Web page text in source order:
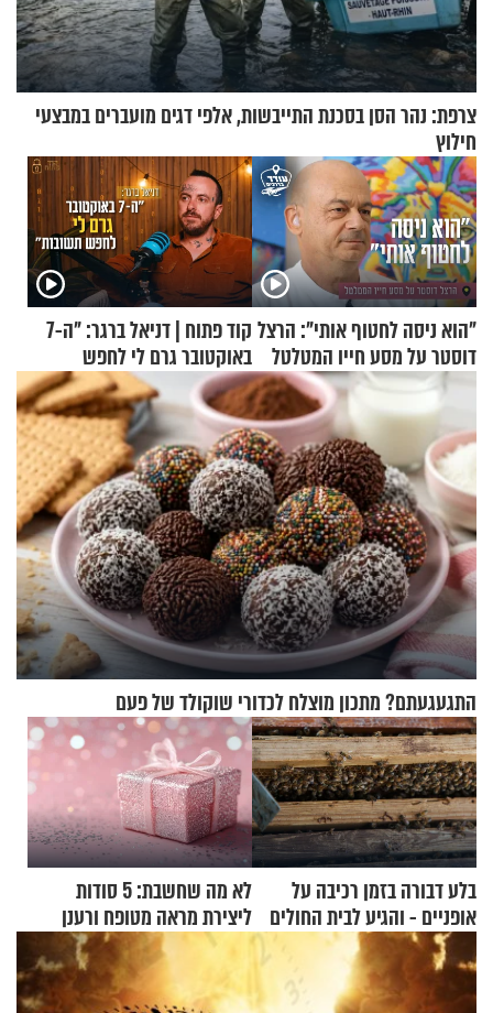
צרפת: נהר הסן בסכנת התייבשות, אלפי דגים מועברים במבצעי
חילוץ
"הוא ניסה לחטוף אותי": הרצל
דוסטר על מסע חייו המטלטל
קוד פתוח | דניאל ברגר: "ה-7
באוקטובר גרם לי לחפש
תשובות"
התגעגעתם? מתכון מוצלח לכדורי שוקולד של פעם
בלע דבורה בזמן רכיבה על
אופניים - והגיע לבית החולים
במצב מסכן חיים
לא מה שחשבת: 5 סודות
ליצירת מראה מטופח ורענן